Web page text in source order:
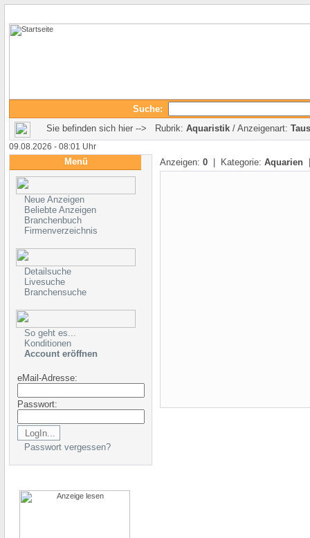
Suche:
Sie befinden sich hier --> Rubrik: Aquaristik / Anzeigenart:
09.08.2026 - 08:01 Uhr
Menü
Neue Anzeigen
Beliebte Anzeigen
Branchenbuch
Firmenverzeichnis
Detailsuche
Livesuche
Branchensuche
So geht es...
Konditionen
Account eröffnen
eMail-Adresse:
Passwort:
Passwort vergessen?
Anzeigen: 0 | Kategorie: Aquarien